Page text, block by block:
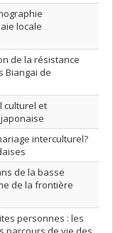
locale
de la résistance
Biangai de
culturel et
interculturel?
de la basse
de la frontière
personnes : les